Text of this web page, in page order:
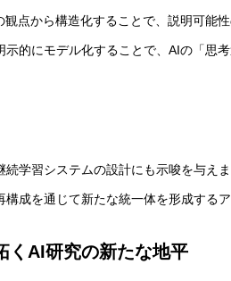
点から構造化することで、説明可能
的にモデル化することで、AIの「思
学習システムの設計にも示唆を与え
成を通じて新たな統一体を形成する
くAI研究の新たな地平